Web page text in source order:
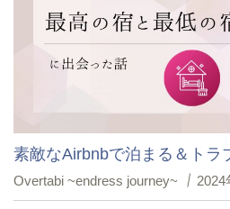
素敵なAirbnbで泊まる＆トラ
Overtabi ~endress journey~ 2024